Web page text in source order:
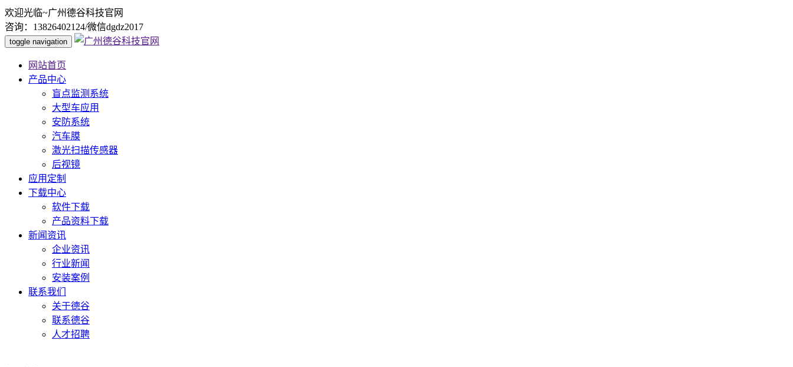
欢迎光临~广州德谷科技官网
咨询：13826402124/微信dgdz2017
toggle navigation
网站首页
产品中心
盲点监测系统
大型车应用
安防系统
汽车膜
激光扫描传感器
后视镜
应用定制
下载中心
软件下载
产品资料下载
新闻资讯
企业资讯
行业新闻
安装案例
联系我们
关于德谷
联系德谷
人才招聘